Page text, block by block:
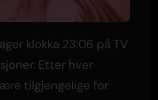
klokka 23:06 på TV
Etter hver
tilgjengelige for